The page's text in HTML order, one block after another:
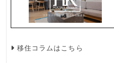
移住コラム はこちら